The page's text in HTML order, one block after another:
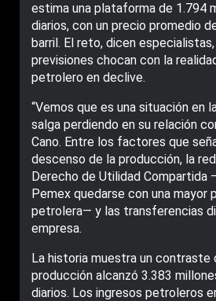
estima una plataforma de 1.794
diarios, con un precio promedio
barril. El reto, dicen
previsiones chocan con la
petrolero en declive.
“Vemos que es una situación en
salga perdiendo en su relación
Cano. Entre los factores que
descenso de la producción, la
Derecho de Utilidad Compartida
Pemex quedarse con una mayor
petrolera— y las transferencias
empresa.
La historia muestra un contraste
producción alcanzó 3.383
diarios. Los ingresos petroleros